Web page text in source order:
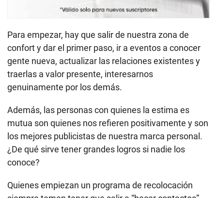
Para empezar, hay que salir de nuestra zona de
confort y dar el primer paso, ir a eventos a conocer
gente nueva, actualizar las relaciones existentes y
traerlas a valor presente, interesarnos
genuinamente por los demás.
Además, las personas con quienes la estima es
mutua son quienes nos refieren positivamente y son
los mejores publicistas de nuestra marca personal.
¿De qué sirve tener grandes logros si nadie los
conoce?
Quienes empiezan un programa de recolocación